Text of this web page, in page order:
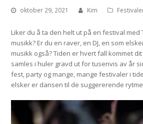
oktober 29, 2021 Kim
Liker du å ta den helt ut på en festival med
musikk? Er du en raver, en DJ, en som
musikk også? Tiden er hvert fall kommet
samles i huler gravd ut for tusenvis av år
fest, party og mange, mange festivaler i
elsker er dansen til de suggererende